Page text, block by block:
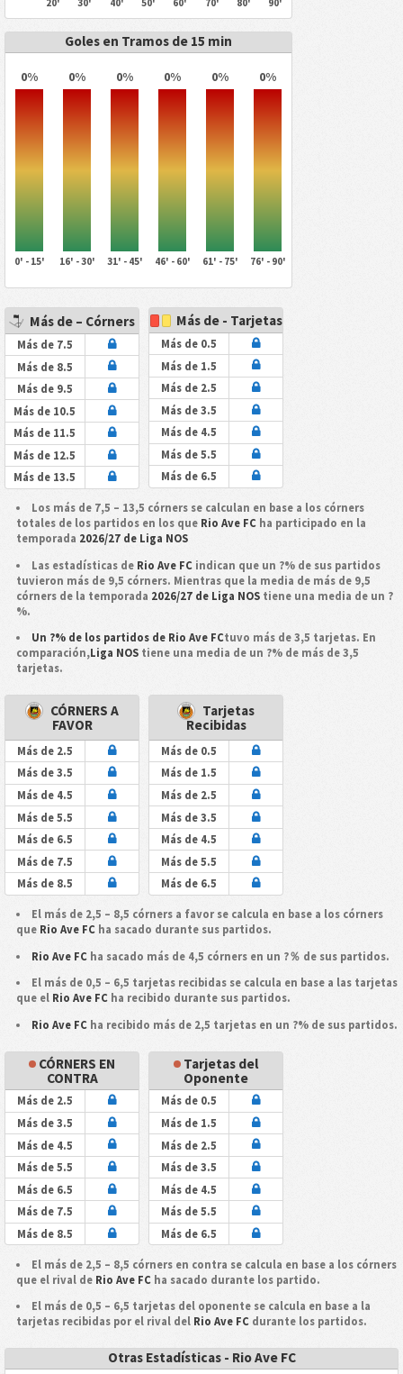
20'
30'
40'
50'
60'
70'
80'
90'
Goles en Tramos de 15 min
0% 0% 0% 0% 0% 0%
0' - 15' 16' - 30' 31' - 45' 46' - 60' 61' - 75' 76' - 90'
Más de – Córners
Más de 7.5
Más de 8.5
Más de 9.5
Más de 10.5
Más de 11.5
Más de 12.5
Más de 13.5
Más de - Tarjetas
Más de 0.5
Más de 1.5
Más de 2.5
Más de 3.5
Más de 4.5
Más de 5.5
Más de 6.5
Los más de 7,5 – 13,5 córners se calculan en base a los córners
totales de los partidos en los que Rio Ave FCha participado en la
temporada 2026/27 de Liga NOS
Las estadísticas de Rio Ave FC indican que un ?% de sus partidos
tuvieron más de 9,5 córners. Mientras que la media de más de 9,5
córners de la temporada 2026/27 de Liga NOStiene una media de un ?
%.
Un ?% de los partidos de Rio Ave FCtuvo más de 3,5 tarjetas. En
comparación,Liga NOStiene una media de un ?% de más de 3,5
tarjetas.
CÓRNERS A
FAVOR
Más de 2.5
Más de 3.5
Más de 4.5
Más de 5.5
Más de 6.5
Más de 7.5
Más de 8.5
Tarjetas
Recibidas
Más de 0.5
Más de 1.5
Más de 2.5
Más de 3.5
Más de 4.5
Más de 5.5
Más de 6.5
El más de 2,5 – 8,5 córners a favor se calcula en base a los córners
que Rio Ave FCha sacado durante sus partidos.
Rio Ave FC ha sacado más de 4,5 córners en un ?％ de sus partidos.
El más de 0,5 – 6,5 tarjetas recibidas se calcula en base a las tarjetas
que el Rio Ave FCha recibido durante sus partidos.
Rio Ave FC ha recibido más de 2,5 tarjetas en un ?% de sus partidos.
CÓRNERS EN
CONTRA
Más de 2.5
Más de 3.5
Más de 4.5
Más de 5.5
Más de 6.5
Más de 7.5
Más de 8.5
Tarjetas del
Oponente
Más de 0.5
Más de 1.5
Más de 2.5
Más de 3.5
Más de 4.5
Más de 5.5
Más de 6.5
El más de 2,5 – 8,5 córners en contra se calcula en base a los córners
que el rival de Rio Ave FCha sacado durante los partido.
El más de 0,5 – 6,5 tarjetas del oponente se calcula en base a la
tarjetas recibidas por el rival del Rio Ave FCdurante los partidos.
Otras Estadísticas - Rio Ave FC